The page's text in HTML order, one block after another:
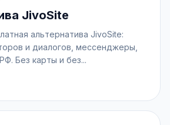
JivoSite
альтернатива JivoSite:
и диалогов, мессенджеры,
Без карты и без...